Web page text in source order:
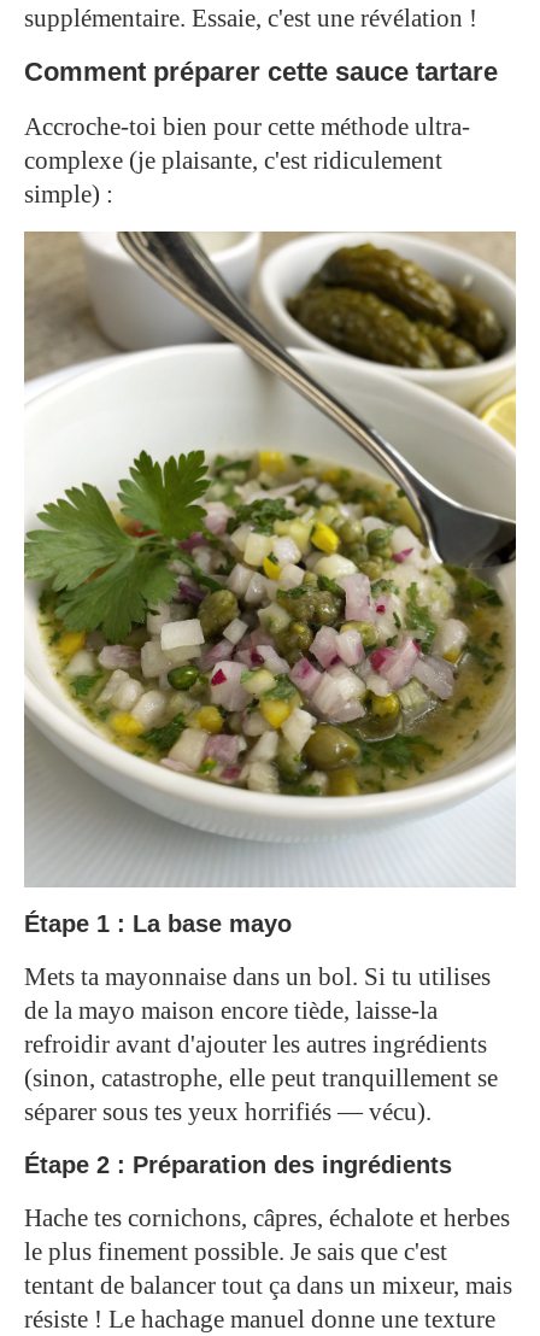
supplémentaire. Essaie, c'est une révélation !
Comment préparer cette sauce tartare
Accroche-toi bien pour cette méthode ultra-
complexe (je plaisante, c'est ridiculement
simple) :
Étape 1 : La base mayo
Mets ta mayonnaise dans un bol. Si tu utilises
de la mayo maison encore tiède, laisse-la
refroidir avant d'ajouter les autres ingrédients
(sinon, catastrophe, elle peut tranquillement se
séparer sous tes yeux horrifiés — vécu).
Étape 2 : Préparation des ingrédients
Hache tes cornichons, câpres, échalote et herbes
le plus finement possible. Je sais que c'est
tentant de balancer tout ça dans un mixeur, mais
résiste ! Le hachage manuel donne une texture